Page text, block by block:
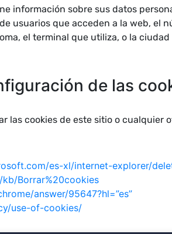
información sobre sus datos
usuarios que acceden a la web,
el terminal que utiliza, o la
de las
las cookies de este sitio o
es-xl/internet-explorer/
Borrar%20cookies
answer/95647?hl=”es”
use-of-cookies/